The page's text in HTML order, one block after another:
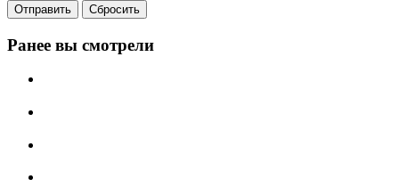
Сбросить
Ранее вы смотрели